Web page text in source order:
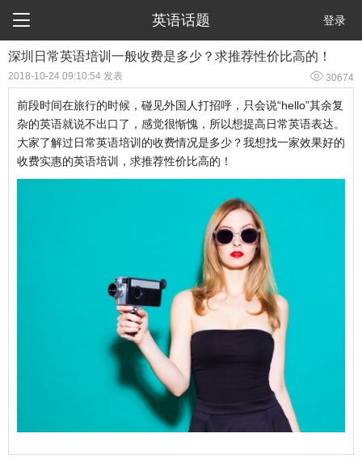
 英语话题 登录
深圳日常英语培训一般收费是多少？求推荐性价比高的！
2018-10-24 09:10:54 发表  30674
前段时间在旅行的时候，碰见外国人打招呼，只会说“hello”其余复
杂的英语就说不出口了，感觉很惭愧，所以想提高日常英语表达。
大家了解过日常英语培训的收费情况是多少？我想找一家效果好的
收费实惠的英语培训，求推荐性价比高的！